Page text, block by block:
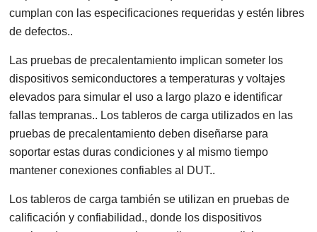
cumplan con las especificaciones requeridas y estén libres
de defectos..
Las pruebas de precalentamiento implican someter los
dispositivos semiconductores a temperaturas y voltajes
elevados para simular el uso a largo plazo e identificar
fallas tempranas.. Los tableros de carga utilizados en las
pruebas de precalentamiento deben diseñarse para
soportar estas duras condiciones y al mismo tiempo
mantener conexiones confiables al DUT..
Los tableros de carga también se utilizan en pruebas de
calificación y confiabilidad., donde los dispositivos